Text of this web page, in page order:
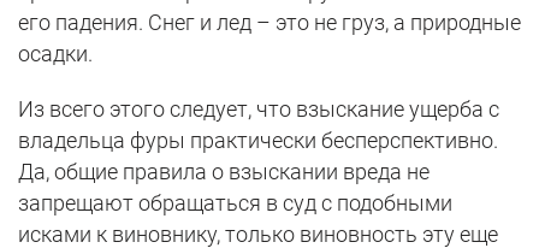
его падения. Снег и лед – это не груз, а природные
осадки.
Из всего этого следует, что взыскание ущерба с
владельца фуры практически бесперспективно.
Да, общие правила о взыскании вреда не
запрещают обращаться в суд с подобными
исками к виновнику, только виновность эту еще